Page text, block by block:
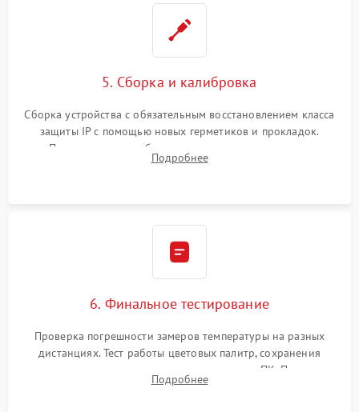
5. Сборка и калибровка
Сборка устройства с обязательным восстановлением класса
защиты IP с помощью новых герметиков и прокладок.
Программная калибровка матрицы по эталонному
абсолютно черному телу для точного измерения температур.
Подробнее
6. Финальное тестирование
Проверка погрешности замеров температуры на разных
дистанциях. Тест работы цветовых палитр, сохранения
термограмм в память и передачи данных на ПК. Проверка
автономности работы и итоговый контроль качества.
Подробнее